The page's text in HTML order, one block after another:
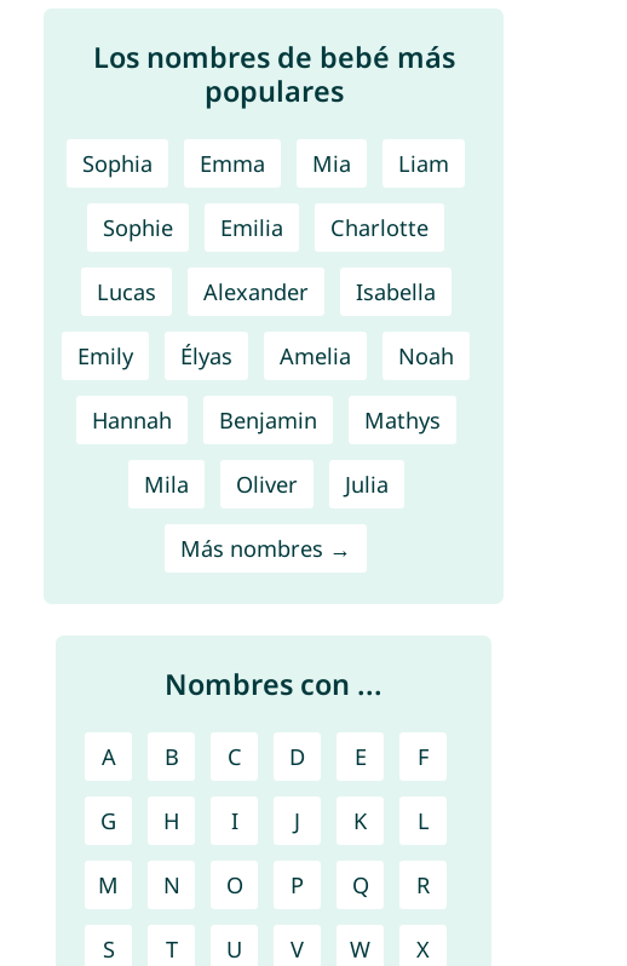
Los nombres de bebé más
populares
Sophia Emma Mia Liam
Sophie Emilia Charlotte
Lucas Alexander Isabella
Emily Élyas Amelia Noah
Hannah Benjamin Mathys
Mila Oliver Julia
Más nombres →
Nombres con ...
A B C D E F
G H I J K L
M N O P Q R
S T U V W X